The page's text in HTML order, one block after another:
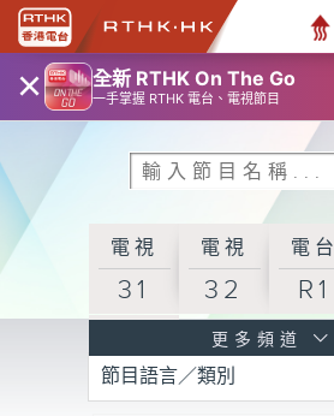
× 全新 RTHK On The Go
一手掌握 RTHK 電台、電視節目
電視
31
電視
32
電台
R1
R3
更多頻道
節目語言／類別